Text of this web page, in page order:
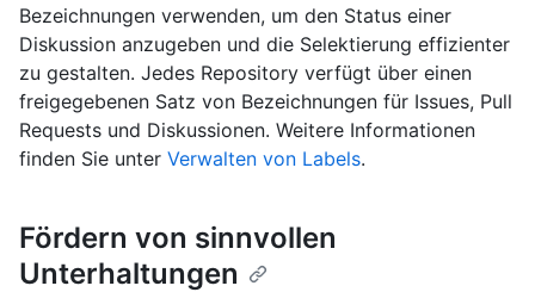
Bezeichnungen verwenden, um den Status einer
Diskussion anzugeben und die Selektierung effizienter
zu gestalten. Jedes Repository verfügt über einen
freigegebenen Satz von Bezeichnungen für Issues, Pull
Requests und Diskussionen. Weitere Informationen
finden Sie unter Verwalten von Labels.
Fördern von sinnvollen
Unterhaltungen